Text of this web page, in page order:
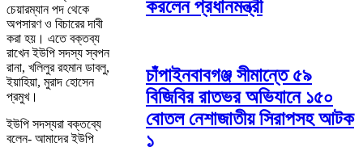
চেয়ারম্যান পদ থেকে
অপসারণ ও বিচারের দাবী
করা হয়। এতে বক্তব্য
রাখেন ইউপি সদস্য স্বপন
রানা, খলিলুর রহমান ডাবলু,
ইয়াহিয়া, মুরাদ হোসেন
প্রমুখ।
ইউপি সদস্যরা বক্তব্যে
বলেন- আমাদের ইউপি
করলেন প্রধানমন্ত্রী
চাঁপাইনবাবগঞ্জ সীমান্তে ৫৯
বিজিবির রাতভর অভিযানে ১৫০
বোতল নেশাজাতীয় সিরাপসহ আটক
১